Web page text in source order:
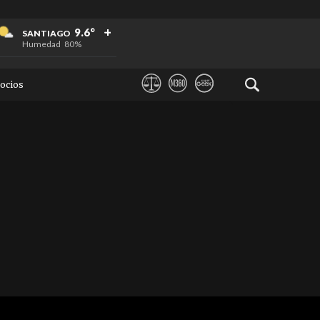
SANTIAGO 9.6°
Humedad 80%
+
+
+